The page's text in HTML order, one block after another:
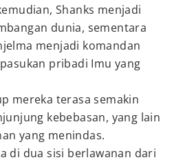
Shanks menjadi
dunia, sementara
menjadi komandan
pribadi Imu yang
mereka terasa semakin
kebebasan, yang lain
yang menindas.
di dua sisi berlawanan dari